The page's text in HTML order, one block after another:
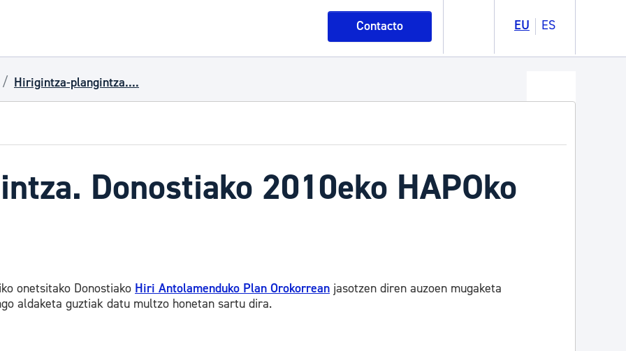
Contacto
EU ES
Hirigintza-plangintza....
Donostiako 2010eko HAPOko
onetsitako Donostiako Hiri Antolamenduko Plan Orokorrean jasotzen diren auzoen mugaketa
aldaketa guztiak datu multzo honetan sartu dira.